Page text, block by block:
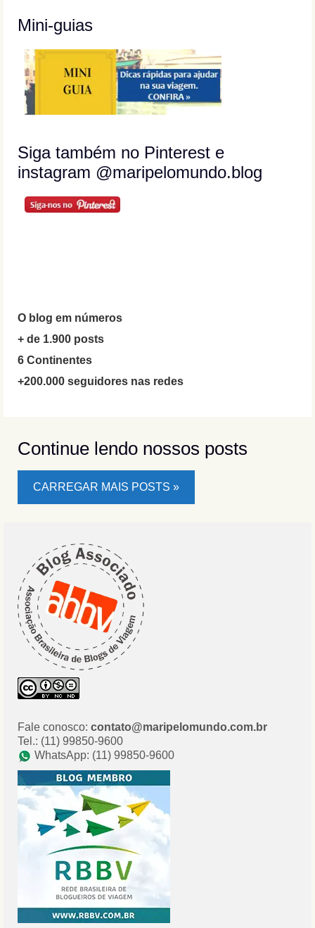
Mini-guias
Siga também no Pinterest e
instagram @maripelomundo.blog
O blog em números
+ de 1.900 posts
6 Continentes
+200.000 seguidores nas redes
Continue lendo nossos posts
CARREGAR MAIS POSTS »
Fale conosco: contato@maripelomundo.com.br
Tel.: (11) 99850-9600
WhatsApp: (11) 99850-9600